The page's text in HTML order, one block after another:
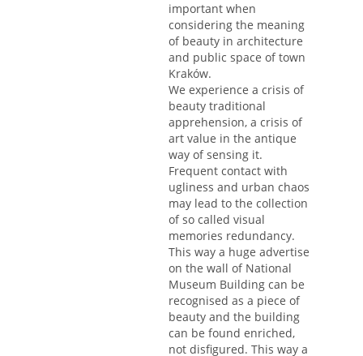
important when
considering the meaning
of beauty in architecture
and public space of town
Kraków.
We experience a crisis of
beauty traditional
apprehension, a crisis of
art value in the antique
way of sensing it.
Frequent contact with
ugliness and urban chaos
may lead to the collection
of so called visual
memories redundancy.
This way a huge advertise
on the wall of National
Museum Building can be
recognised as a piece of
beauty and the building
can be found enriched,
not disfigured. This way a